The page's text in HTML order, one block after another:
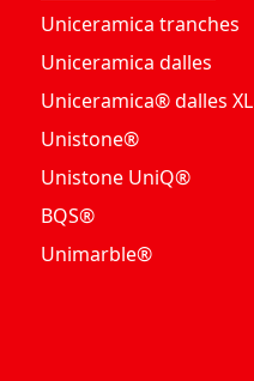
Uniceramica tranches
Uniceramica dalles
Uniceramica® dalles XL
Unistone®
Unistone UniQ®
BQS®
Unimarble®